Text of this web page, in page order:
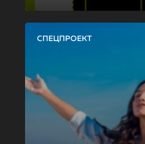
СПЕЦПРОЕКТ